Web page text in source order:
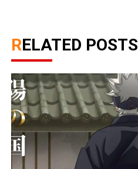
RELATED POSTS